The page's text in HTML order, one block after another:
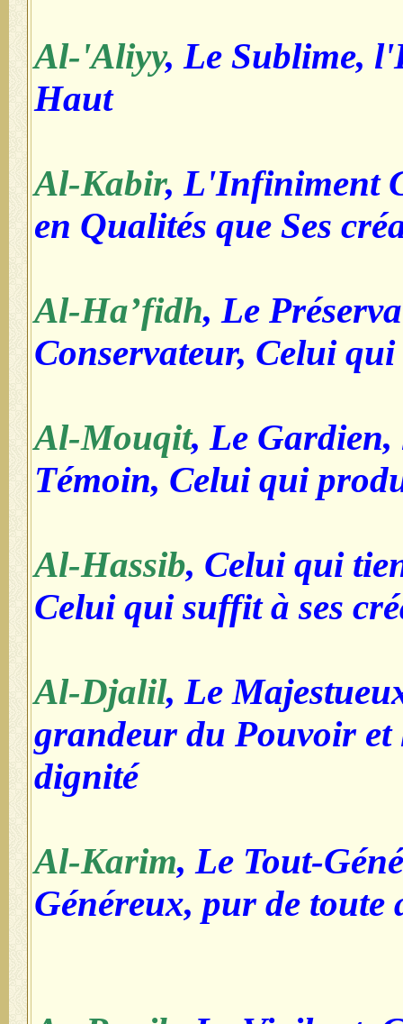
Al-'Aliyy, Le Sublime,
Haut
Al-Kabir, L'Infiniment
en Qualités que Ses
Al-Ha’fidh, Le
Conservateur, Celui
Al-Mouqit, Le Gardien,
Témoin, Celui qui
Al-Hassib, Celui qui
Celui qui suffit à ses
Al-Djalil, Le
grandeur du Pouvoir et
dignité
Al-Karim, Le Tout-
Généreux, pur de toute